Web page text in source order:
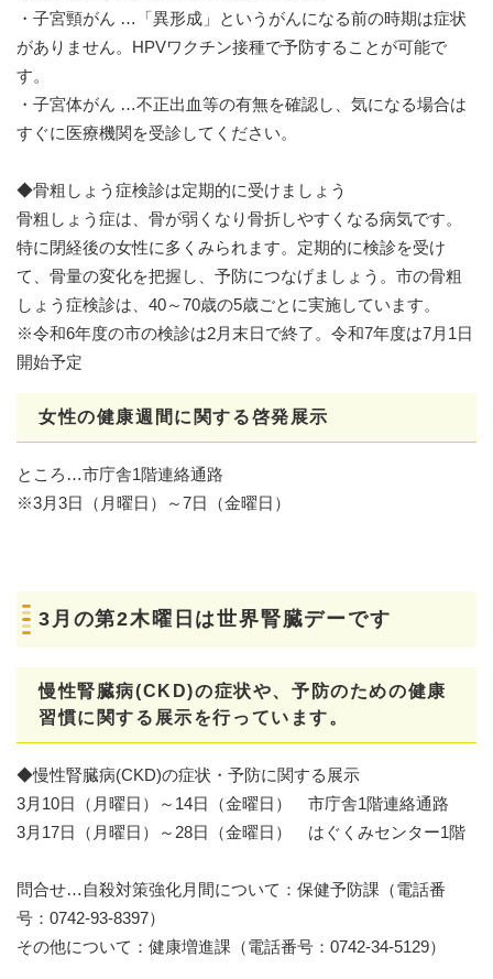
・子宮頸がん …「異形成」というがんになる前の時期は症状
がありません。HPVワクチン接種で予防することが可能で
す。
・子宮体がん …不正出血等の有無を確認し、気になる場合は
すぐに医療機関を受診してください。
◆骨粗しょう症検診は定期的に受けましょう
骨粗しょう症は、骨が弱くなり骨折しやすくなる病気です。
特に閉経後の女性に多くみられます。定期的に検診を受け
て、骨量の変化を把握し、予防につなげましょう。市の骨粗
しょう症検診は、40～70歳の5歳ごとに実施しています。
※令和6年度の市の検診は2月末日で終了。令和7年度は7月1日
開始予定
女性の健康週間に関する啓発展示
ところ…市庁舎1階連絡通路
※3月3日（月曜日）～7日（金曜日）
3月の第2木曜日は世界腎臓デーです
慢性腎臓病(CKD)の症状や、予防のための健康
習慣に関する展示を行っています。
◆慢性腎臓病(CKD)の症状・予防に関する展示
3月10日（月曜日）～14日（金曜日） 市庁舎1階連絡通路
3月17日（月曜日）～28日（金曜日） はぐくみセンター1階
問合せ…自殺対策強化月間について：保健予防課（電話番
号：0742-93-8397）
その他について：健康増進課（電話番号：0742-34-5129）